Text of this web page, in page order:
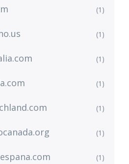
(1)
(1)
(1)
(1)
(1)
(1)
(1)